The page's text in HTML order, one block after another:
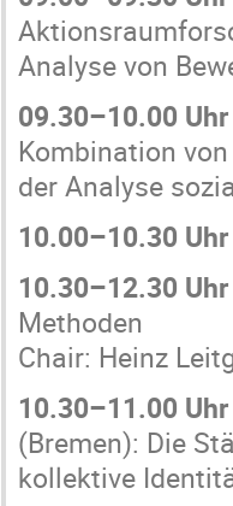
Analyse von
09.30–10.00 Uhr
Kombination
der Analyse
10.00–10.30 Uhr
10.30–12.30 Uhr
Methoden
Chair: Heinz
10.30–11.00 Uhr
(Bremen): Die
kollektive